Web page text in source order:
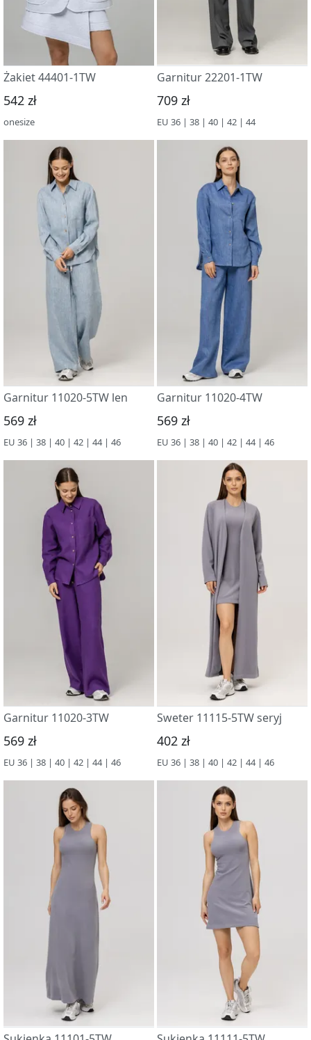
Żakiet 44401-1TW
542 zł
onesize
Garnitur 22201-1TW
709 zł
EU 36 | 38 | 40 | 42 | 44
Garnitur 11020-5TW len
569 zł
EU 36 | 38 | 40 | 42 | 44 | 46
Garnitur 11020-4TW
569 zł
EU 36 | 38 | 40 | 42 | 44 | 46
Garnitur 11020-3TW
569 zł
EU 36 | 38 | 40 | 42 | 44 | 46
Sweter 11115-5TW seryj
402 zł
EU 36 | 38 | 40 | 42 | 44 | 46